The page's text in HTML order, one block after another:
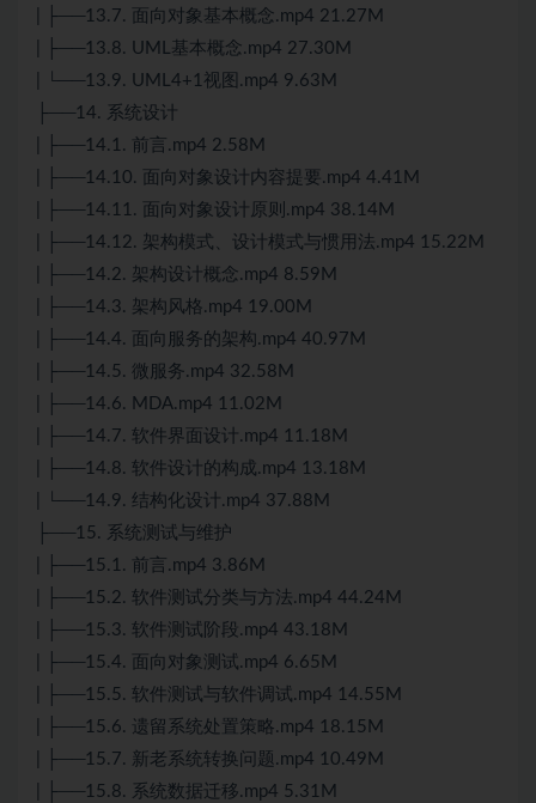
| ├──13.7. 面向对象基本概念.mp4 21.27M
| ├──13.8. UML基本概念.mp4 27.30M
| └──13.9. UML4+1视图.mp4 9.63M
├──14. 系统设计
| ├──14.1. 前言.mp4 2.58M
| ├──14.10. 面向对象设计内容提要.mp4 4.41M
| ├──14.11. 面向对象设计原则.mp4 38.14M
| ├──14.12. 架构模式、设计模式与惯用法.mp4 15.22M
| ├──14.2. 架构设计概念.mp4 8.59M
| ├──14.3. 架构风格.mp4 19.00M
| ├──14.4. 面向服务的架构.mp4 40.97M
| ├──14.5. 微服务.mp4 32.58M
| ├──14.6. MDA.mp4 11.02M
| ├──14.7. 软件界面设计.mp4 11.18M
| ├──14.8. 软件设计的构成.mp4 13.18M
| └──14.9. 结构化设计.mp4 37.88M
├──15. 系统测试与维护
| ├──15.1. 前言.mp4 3.86M
| ├──15.2. 软件测试分类与方法.mp4 44.24M
| ├──15.3. 软件测试阶段.mp4 43.18M
| ├──15.4. 面向对象测试.mp4 6.65M
| ├──15.5. 软件测试与软件调试.mp4 14.55M
| ├──15.6. 遗留系统处置策略.mp4 18.15M
| ├──15.7. 新老系统转换问题.mp4 10.49M
| ├──15.8. 系统数据迁移.mp4 5.31M